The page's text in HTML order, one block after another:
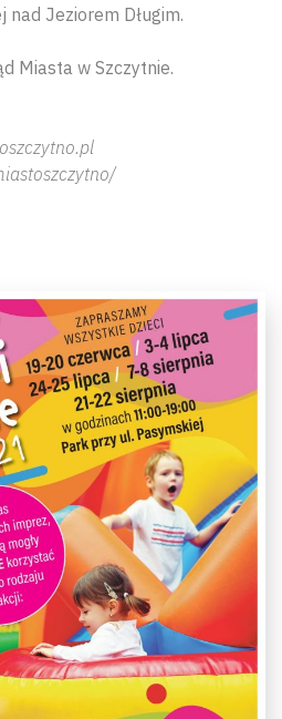
nad Jeziorem Długim.
Miasta w Szczytnie.